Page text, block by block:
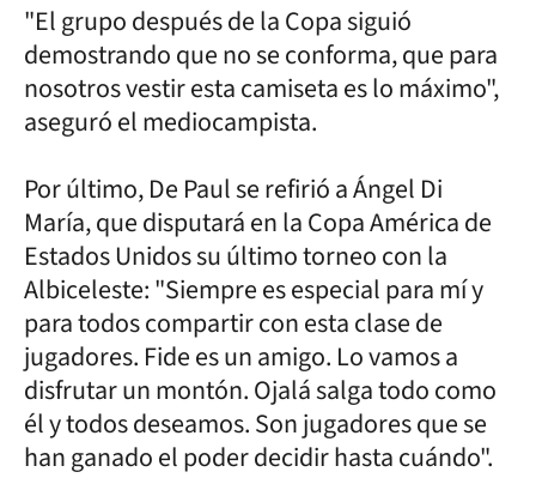
"El grupo después de la Copa siguió
demostrando que no se conforma, que para
nosotros vestir esta camiseta es lo máximo",
aseguró el mediocampista.
Por último, De Paul se refirió a Ángel Di
María, que disputará en la Copa América de
Estados Unidos su último torneo con la
Albiceleste: "Siempre es especial para mí y
para todos compartir con esta clase de
jugadores. Fide es un amigo. Lo vamos a
disfrutar un montón. Ojalá salga todo como
él y todos deseamos. Son jugadores que se
han ganado el poder decidir hasta cuándo".